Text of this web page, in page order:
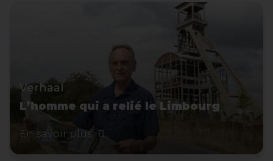
Verhaal
L’homme qui a relié le Limbourg
En savoir plus